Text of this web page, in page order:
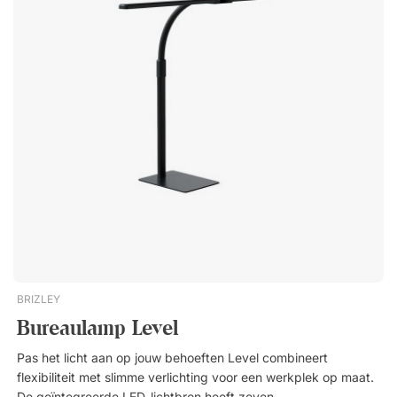
voet.Classic is een stijlvolle bureaulamp van gepolijst en
geborsteld aluminium. Met een verstelbare armatuur die het
gemakkelijk maakt om het licht te richten, en met een
lichttemperatuur die in drie stappen kan worden aangepast.
BRIZLEY
Bureaulamp Level
Pas het licht aan op jouw behoeften Level combineert
flexibiliteit met slimme verlichting voor een werkplek op maat.